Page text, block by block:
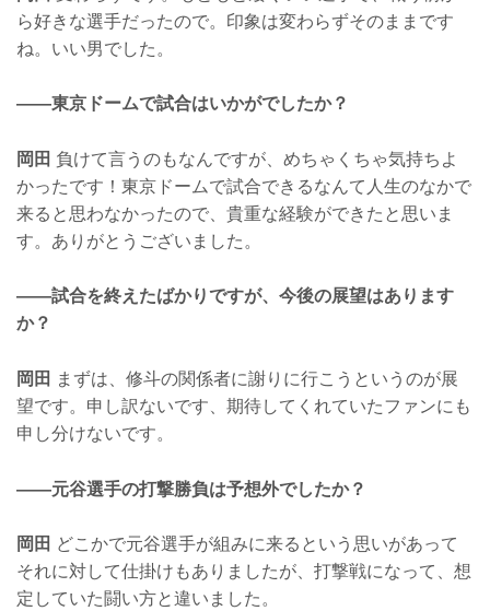
ら好きな選手だったので。印象は変わらずそのままです
ね。いい男でした。
——東京ドームで試合はいかがでしたか？
岡田 負けて言うのもなんですが、めちゃくちゃ気持ちよ
かったです！東京ドームで試合できるなんて人生のなかで
来ると思わなかったので、貴重な経験ができたと思いま
す。ありがとうございました。
——試合を終えたばかりですが、今後の展望はあります
か？
岡田 まずは、修斗の関係者に謝りに行こうというのが展
望です。申し訳ないです、期待してくれていたファンにも
申し分けないです。
——元谷選手の打撃勝負は予想外でしたか？
岡田 どこかで元谷選手が組みに来るという思いがあって
それに対して仕掛けもありましたが、打撃戦になって、想
定していた闘い方と違いました。